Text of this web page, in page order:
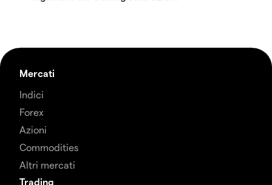
Mercati
Indici
Forex
Azioni
Commodities
Altri mercati
Trading